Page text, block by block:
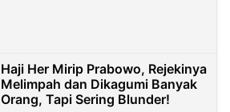
Haji Her Mirip Prabowo, Rejekinya
Melimpah dan Dikagumi Banyak
Orang, Tapi Sering Blunder!